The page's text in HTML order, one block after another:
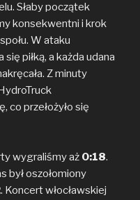
Słaby początek
konsekwentni i krok
W ataku
piłką, a każda udana
Z minuty
co przełożyło się
wygraliśmy aż 0:18.
był oszołomiony
. Koncert włocławskiej